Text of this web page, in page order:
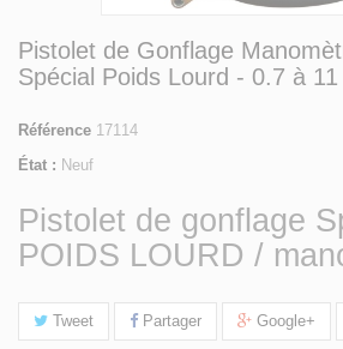
Pistolet de Gonflage
Spécial Poids Lourd - 0.7 à
Référence 17114
État : Neuf
Pistolet de gonflage
POIDS LOURD /
Tweet Partager Google+